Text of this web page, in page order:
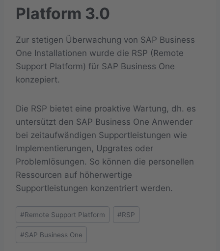
Platform 3.0
Zur stetigen Überwachung von SAP Business
One Installationen wurde die RSP (Remote
Support Platform) für SAP Business One
konzepiert.
Die RSP bietet eine proaktive Wartung, dh. es
untersützt den SAP Business One Anwender
bei zeitaufwändigen Supportleistungen wie
Implementierungen, Upgrates oder
Problemlösungen. So können die personellen
Ressourcen auf höherwertige
Supportleistungen konzentriert werden.
Schlagworte:
#Remote Support Platform #RSP
#SAP Business One